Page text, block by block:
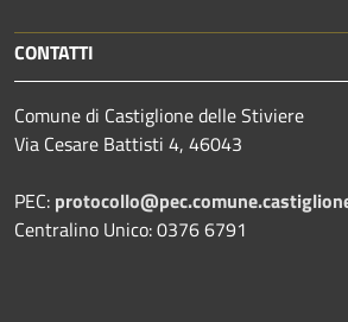
CONTATTI
Comune di Castiglione delle Stiviere
Via Cesare Battisti 4, 46043
PEC:
Centralino Unico: 0376 6791